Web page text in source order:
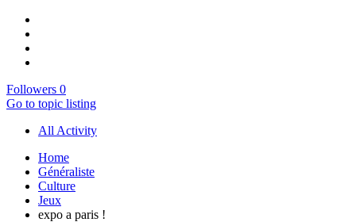
Followers 0
Go to topic listing
All Activity
Home
Généraliste
Culture
Jeux
expo a paris !